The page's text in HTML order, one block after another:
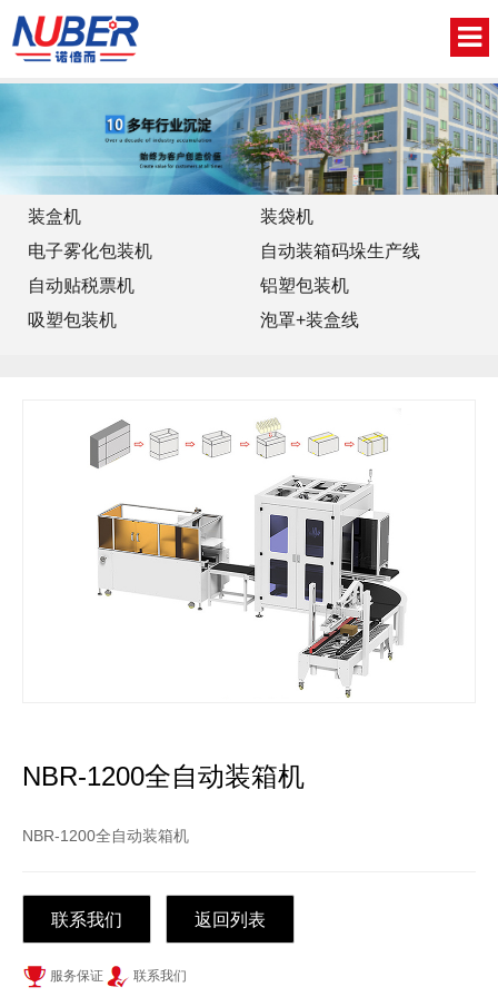
关于我们
新闻中心
产品中心
视频中心
装盒机
装袋机
电子雾化包装机
自动装箱码垛生产线
自动贴税票机
铝塑包装机
吸塑包装机
泡罩+装盒线
NBR-1200全自动装箱机
NBR-1200全自动装箱机
联系我们 返回列表
服务保证 联系我们